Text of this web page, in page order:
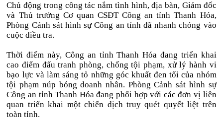
Chủ động trong công tác nắm tình hình, địa bàn, Giám đốc
và Thủ trưởng Cơ quan CSĐT Công an tỉnh Thanh Hóa,
Phòng Cảnh sát hình sự Công an tỉnh đã nhanh chóng vào
cuộc điều tra.
Thời điểm này, Công an tỉnh Thanh Hóa đang triển khai
cao điểm đấu tranh phòng, chống tội phạm, xử lý hành vi
bạo lực và làm sáng tỏ những góc khuất đen tối của nhóm
tội phạm núp bóng doanh nhân. Phòng Cảnh sát hình sự
Công an tỉnh Thanh Hóa đang phối hợp với các đơn vị liên
quan triển khai một chiến dịch truy quét quyết liệt trên
toàn tỉnh.